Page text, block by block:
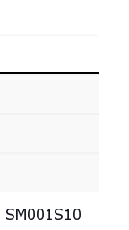
SM001S10